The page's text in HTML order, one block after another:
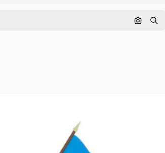
画像で検
検索